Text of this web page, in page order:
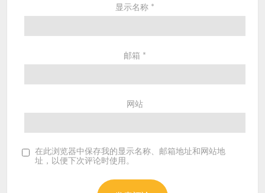
显示名称 *
邮箱 *
网站
在此浏览器中保存我的显示名称、邮箱地址和网站地
址，以便下次评论时使用。